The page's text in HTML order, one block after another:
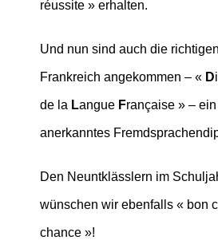
réussite » erhalten.
Und nun sind auch die
Frankreich angekommen – « D
de la Langue Française » –
anerkanntes
Den Neuntklässlern im
wünschen wir ebenfalls « bon
chance »!